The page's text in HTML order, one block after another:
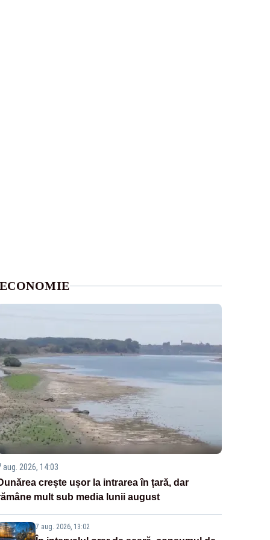
aug. 2026, 14:03
crește ușor la intrarea în țară, dar
mult sub media lunii august
7 aug. 2026, 13:02